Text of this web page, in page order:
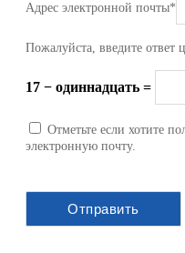
Адрес электронной почты*
Пожалуйста, введите ответ
17 − одиннадцать =
Отметьте если хотите
электронную почту.